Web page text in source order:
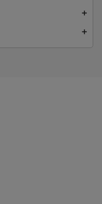
add
add